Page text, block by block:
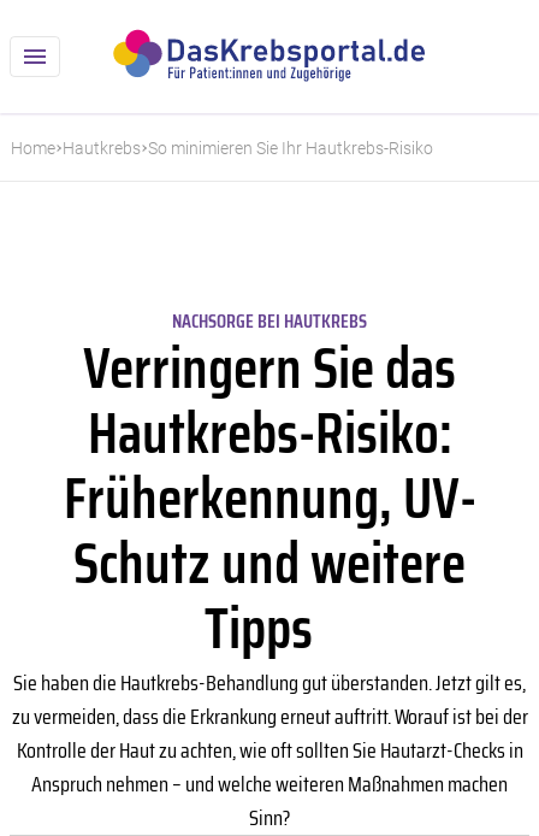
Home Hautkrebs So minimieren Sie Ihr Hautkrebs-Risiko
NACHSORGE BEI HAUTKREBS
Verringern Sie das
Hautkrebs-Risiko:
Früherkennung, UV-
Schutz und weitere
Tipps
Sie haben die Hautkrebs-Behandlung gut überstanden. Jetzt gilt es,
zu vermeiden, dass die Erkrankung erneut auftritt. Worauf ist bei der
Kontrolle der Haut zu achten, wie oft sollten Sie Hautarzt-Checks in
Anspruch nehmen – und welche weiteren Maßnahmen machen
Sinn?